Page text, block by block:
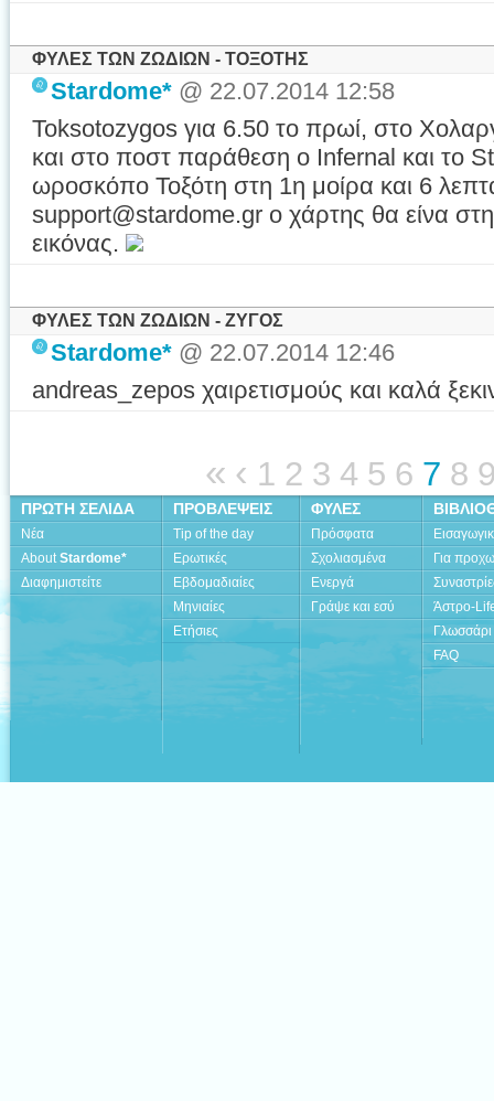
ΦΥΛΕΣ ΤΩΝ ΖΩΔΙΩΝ - ΤΟΞΟΤΗΣ
Stardome* @ 22.07.2014 12:58
Toksotozygos για 6.50 το πρωί, στο
και στο ποστ παράθεση ο Infernal και το
ωροσκόπο Τοξότη στη 1η μοίρα και 6
support@stardome.gr o χάρτης θα είνα
εικόνας.
ΦΥΛΕΣ ΤΩΝ ΖΩΔΙΩΝ - ΖΥΓΟΣ
Stardome* @ 22.07.2014 12:46
andreas_zepos χαιρετισμούς και καλά
« ‹ 1 2 3 4 5 6 7 8
ΠΡΩΤΗ ΣΕΛΙΔΑ
Νέα
AboutStardome*
Διαφημιστείτε
ΠΡΟΒΛΕΨΕΙΣ
Tip of the day
Ερωτικές
Εβδομαδιαίες
Μηνιαίες
Ετήσιες
ΦΥΛΕΣ
Πρόσφατα
Σχολιασμένα
Ενεργά
Γράψε και εσύ
Για
Άστρο-
Γλωσσάρι
FAQ